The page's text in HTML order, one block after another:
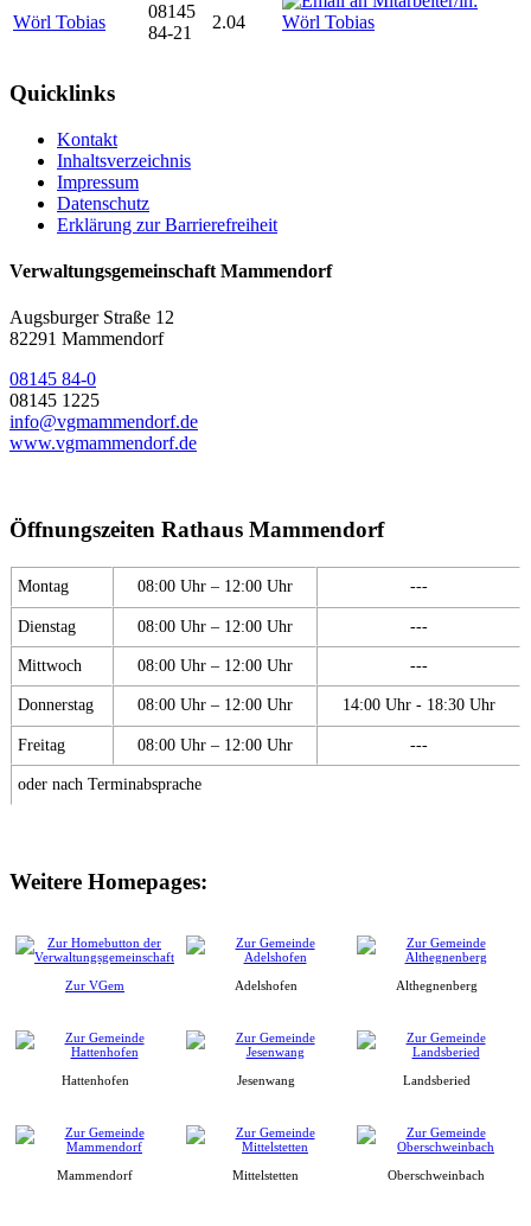
Wörl Tobias
08145
84-21
2.04
Quicklinks
Kontakt
Inhaltsverzeichnis
Impressum
Datenschutz
Erklärung zur Barrierefreiheit
Verwaltungsgemeinschaft Mammendorf
Augsburger Straße 12
82291 Mammendorf
08145 84-0
08145 1225
info@vgmammendorf.de
www.vgmammendorf.de
Öffnungszeiten Rathaus Mammendorf
Montag 08:00 Uhr – 12:00 Uhr ---
Dienstag 08:00 Uhr – 12:00 Uhr ---
Mittwoch 08:00 Uhr – 12:00 Uhr ---
Donnerstag 08:00 Uhr – 12:00 Uhr 14:00 Uhr - 18:30 Uhr
Freitag 08:00 Uhr – 12:00 Uhr ---
oder nach Terminabsprache
Weitere Homepages:
Zur VGem Adelshofen Althegnenberg
Hattenhofen Jesenwang Landsberied
Mammendorf Mittelstetten Oberschweinbach